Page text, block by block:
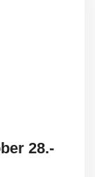
28.-